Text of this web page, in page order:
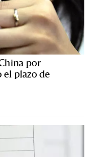
por
el plazo de